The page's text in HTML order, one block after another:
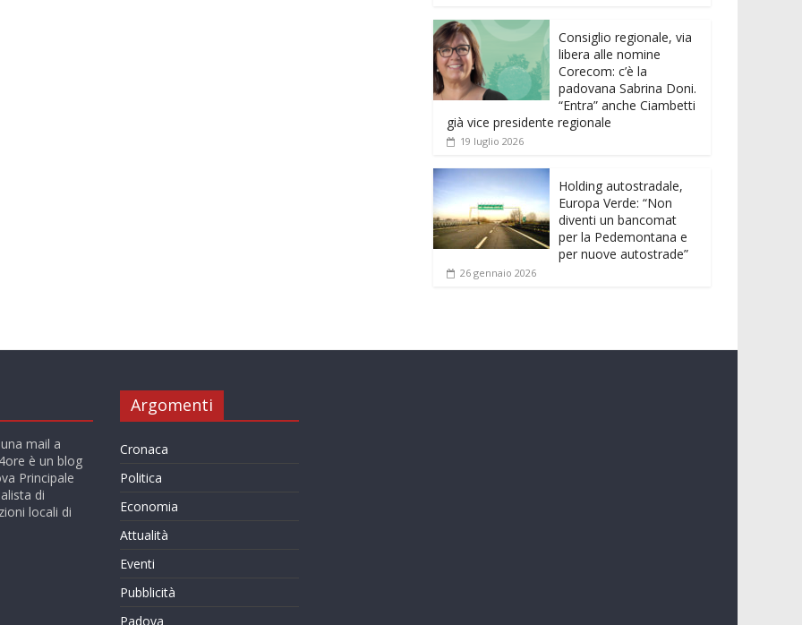
Consiglio regionale, via
libera alle nomine
Corecom: c’è la
padovana Sabrina Doni.
“Entra” anche Ciambetti
già vice presidente regionale
19 luglio 2026
Holding autostradale,
Europa Verde: “Non
diventi un bancomat
per la Pedemontana e
per nuove autostrade”
26 gennaio 2026
mail a
è un blog
Principale
di
locali di
Argomenti
Cronaca
Politica
Economia
Attualità
Eventi
Pubblicità
Padova